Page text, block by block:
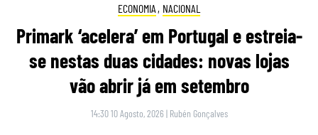
ECONOMIA , NACIONAL
Primark ‘acelera’ em Portugal e estreia-
se nestas duas cidades: novas lojas
vão abrir já em setembro
14:30 10 Agosto, 2026 | Rubén Gonçalves